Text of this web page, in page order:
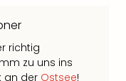
richtig
zu uns ins
an der Ostsee!